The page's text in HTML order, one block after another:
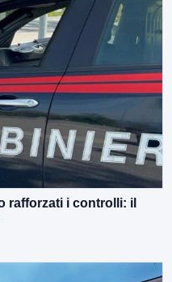
rafforzati i controlli: il